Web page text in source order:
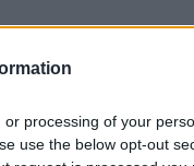
processing of your
use the below opt-out